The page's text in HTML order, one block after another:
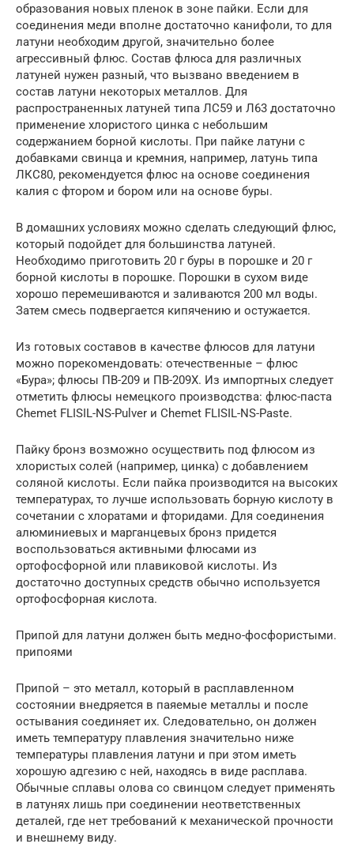
образования новых пленок в зоне пайки. Если для
соединения меди вполне достаточно канифоли, то для
латуни необходим другой, значительно более
агрессивный флюс. Состав флюса для различных
латуней нужен разный, что вызвано введением в
состав латуни некоторых металлов. Для
распространенных латуней типа ЛС59 и Л63 достаточно
применение хлористого цинка с небольшим
содержанием борной кислоты. При пайке латуни с
добавками свинца и кремния, например, латунь типа
ЛКС80, рекомендуется флюс на основе соединения
калия с фтором и бором или на основе буры.
В домашних условиях можно сделать следующий флюс,
который подойдет для большинства латуней.
Необходимо приготовить 20 г буры в порошке и 20 г
борной кислоты в порошке. Порошки в сухом виде
хорошо перемешиваются и заливаются 200 мл воды.
Затем смесь подвергается кипячению и остужается.
Из готовых составов в качестве флюсов для латуни
можно порекомендовать: отечественные – флюс
«Бура»; флюсы ПВ-209 и ПВ-209Х. Из импортных следует
отметить флюсы немецкого производства: флюс-паста
Chemet FLISIL-NS-Pulver и Chemet FLISIL-NS-Paste.
Пайку бронз возможно осуществить под флюсом из
хлористых солей (например, цинка) с добавлением
соляной кислоты. Если пайка производится на высоких
температурах, то лучше использовать борную кислоту в
сочетании с хлоратами и фторидами. Для соединения
алюминиевых и марганцевых бронз придется
воспользоваться активными флюсами из
ортофосфорной или плавиковой кислоты. Из
достаточно доступных средств обычно используется
ортофосфорная кислота.
Припой для латуни должен быть медно-фосфористыми.
припоями
Припой – это металл, который в расплавленном
состоянии внедряется в паяемые металлы и после
остывания соединяет их. Следовательно, он должен
иметь температуру плавления значительно ниже
температуры плавления латуни и при этом иметь
хорошую адгезию с ней, находясь в виде расплава.
Обычные сплавы олова со свинцом следует применять
в латунях лишь при соединении неответственных
деталей, где нет требований к механической прочности
и внешнему виду.